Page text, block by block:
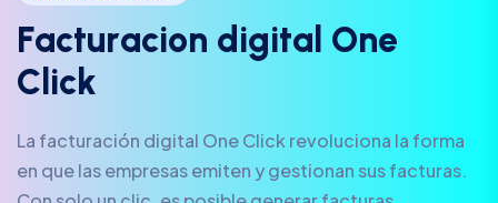
Facturacion d igita One
C ick
La facturación digital One Click revoluciona la forma
en que las empresas emiten y gestionan sus facturas.